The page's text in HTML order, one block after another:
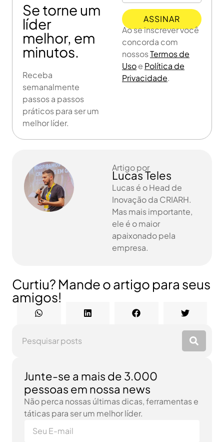
Se torne um
líder
melhor, em
minutos.
Receba
semanalmente
passos a passos
práticos para ser um
melhor líder.
ASSINAR
Ao se inscrever você
concorda com
nossosTermos de
Usoe Política de
Privacidade.
Artigo por
Lucas Teles
Lucas é o Head de
Inovação da CRIARH.
Mas mais importante,
ele é o maior
apaixonado pela
empresa.
Curtiu? Mande o artigo para seus
amigos!
Junte-se a mais de 3.000
pessoas em nossa news
Não perca nossas últimas dicas, ferramentas e
táticas para ser um melhor líder.